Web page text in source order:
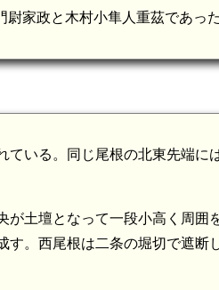
尉家政と木村小隼人重茲であっ
ている。同じ尾根の北東先端に
が土壇となって一段小高く周囲
す。西尾根は二条の堀切で遮断